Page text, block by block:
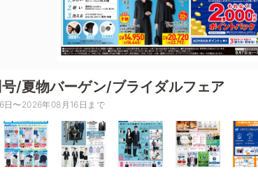
/夏物バーゲン/ブライダルフェア
日〜2026年08月16日まで